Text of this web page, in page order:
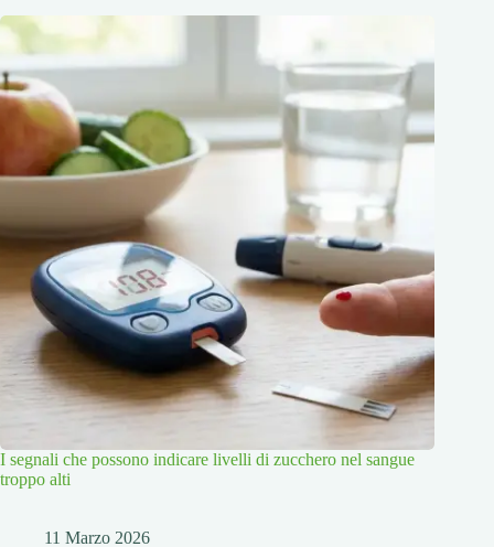
I segnali che possono indicare livelli di zucchero nel sangue
troppo alti
11 Marzo 2026